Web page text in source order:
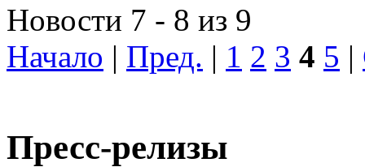
Новости 7 - 8 из 9
Начало | Пред. | 1 2 3 4 5 |
Пресс-релизы